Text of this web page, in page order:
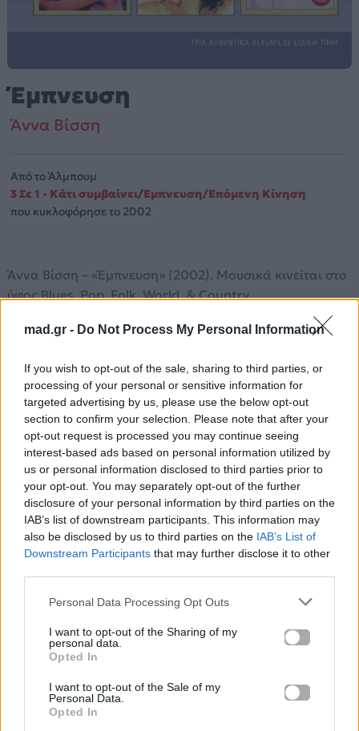
mad.gr - Do Not Process My Personal Information
If you wish to opt-out of the sale, sharing to third parties, or
processing of your personal or sensitive information for
targeted advertising by us, please use the below opt-out
section to confirm your selection. Please note that after your
opt-out request is processed you may continue seeing
interest-based ads based on personal information utilized by
us or personal information disclosed to third parties prior to
your opt-out. You may separately opt-out of the further
disclosure of your personal information by third parties on the
IAB’s list of downstream participants. This information may
also be disclosed by us to third parties on the IAB’s List of
Downstream Participants that may further disclose it to other
Personal Data Processing Opt Outs
I want to opt-out of the Sharing of my
personal data.
Opted In
I want to opt-out of the Sale of my
Personal Data.
Opted In
Έμπνευση
Άννα Βίσση
Από το Άλμπουμ
3 Σε 1 - Κάτι συμβαίνει/Έμπνευση/Επόμενη Κίνηση
που κυκλοφόρησε το 2002
Άννα Βίσση – «Έμπνευση» (2002). Μουσικά κινείται στο
ύφος Blues, Pop, Folk, World, & Country.
Περισσότερα τραγούδια και πληροφορίες στησελίδα
Ακούστε το «Έμπνευση» σε Spotify, YouTube και στο
Mad.gr.
Στίχοι
Καμιά φορά όταν στα μάτια σε κοιτώ
μέσα τους χάνομαι και νιώθω πως μεθώ.
Κι αναρωτιέμαι, λέω πώς γίνεται αυτό
Όταν σε έπλασ’ ο θεός
πρέπει να είχε προφανώς:
Έμπνευση, μεγάλη έμπνευση
μεγάλη έμπνευση.
Τα `χει χαμένα ο κόσμος, έχει ζαλιστεί